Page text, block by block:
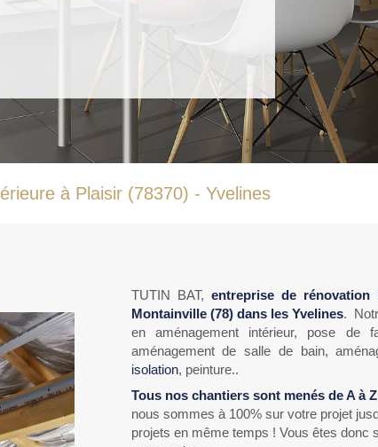
à Plaisir (78370) - Yvelines
TUTIN BAT, entreprise de rénovation
Montainville (78) dans les Yvelines.
en aménagement intérieur, pose de
aménagement de salle de bain,
isolation, peinture..
Tous nos chantiers sont menés de A à
nous sommes à 100% sur votre projet
projets en même temps ! Vous êtes donc